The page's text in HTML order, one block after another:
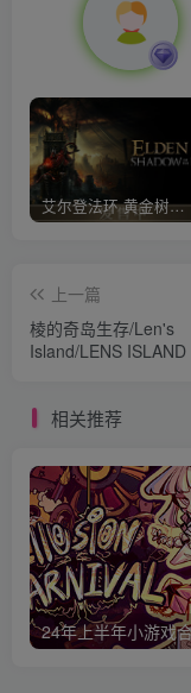
艾尔登法环 黄金树幽影
上一篇
棱的奇岛生存/Len's
Island/LENS ISLAND
相关推荐
24年上半年小游戏